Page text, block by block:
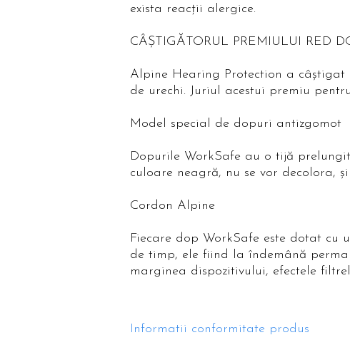
exista reacţii alergice.
CÂȘTIGĂTORUL PREMIULUI RED
Alpine Hearing Protection a câștigat
de urechi. Juriul acestui premiu
Model special de dopuri antizgomot
Dopurile WorkSafe au o tijă
culoare neagră, nu se vor decolora,
Cordon Alpine
Fiecare dop WorkSafe este dotat
de timp, ele fiind la îndemână
marginea dispozitivului, efectele
Informatii conformitate produs